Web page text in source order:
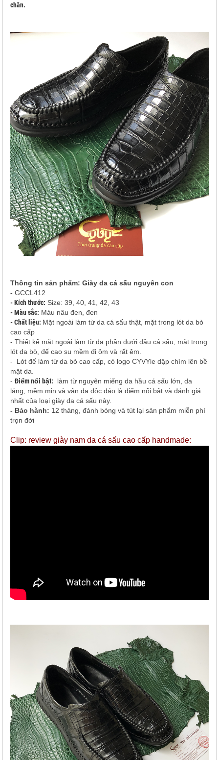
chân.
Thông tin sản phẩm: Giày da cá sấu nguyên con
- GCCL412
- Kích thước: Size: 39, 40, 41, 42, 43
- Màu sắc: Màu nâu đen, đen
- Chất liệu: Mặt ngoài làm từ da cá sấu thật, mặt trong lót da bò
cao cấp
- Thiết kế mặt ngoài làm từ da phần dưới đầu cá sấu, mặt trong
lót da bò, đế cao su mềm đi ôm và rất êm.
- Lót đế làm từ da bò cao cấp, có logo CYVYle dập chìm lên bề
mặt da.
- Điểm nổi bật: làm từ nguyên miếng da hầu cá sấu lớn, da
láng, mềm mịn và vân da độc đáo là điểm nổi bật và đánh giá
nhất của loại giày da cá sấu này.
- Bảo hành: 12 tháng, đánh bóng và tút lại sản phẩm miễn phí
trọn đời
Clip: review giày nam da cá sấu cao cấp handmade: